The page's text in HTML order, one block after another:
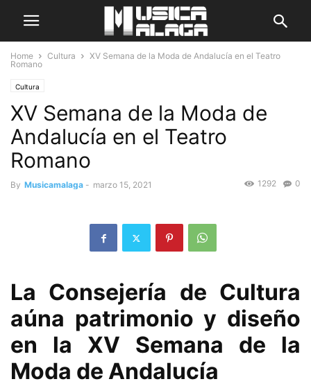
Home Cultura
XV Semana de la Moda de Andalucía en el Teatro
Romano
Cultura
XV Semana de la Moda de
Andalucía en el Teatro
Romano
By Musicamalaga - marzo 15, 2021 0
1292
La Consejería de Cultura
aúna patrimonio y diseño
en la XV Semana de la
Moda de Andalucía